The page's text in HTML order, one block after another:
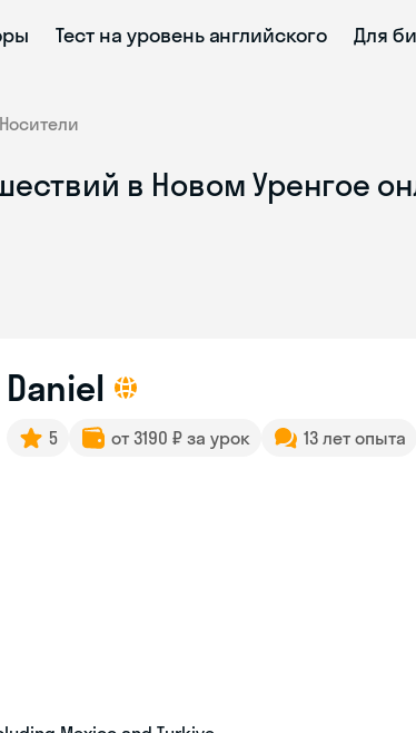
Тест на уровень английского Для
Носители
в Новом Уренгое
Daniel
5 от 3190 ₽ за урок 13 лет опыта